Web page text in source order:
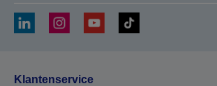
Klantenservice